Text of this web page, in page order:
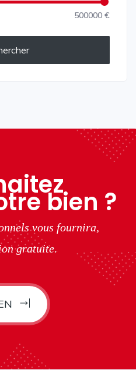
500000 €
bien ?
vous fournira,
gratuite.